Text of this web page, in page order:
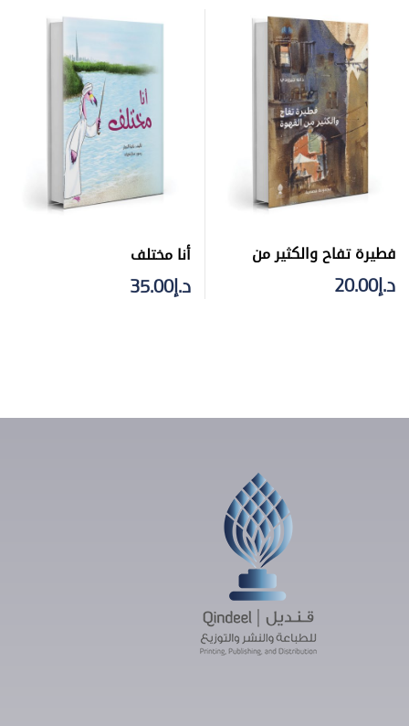
فطيرة تفاح والكثير من
القوة
د.إ20.00
أنا مختلف
د.إ35.00